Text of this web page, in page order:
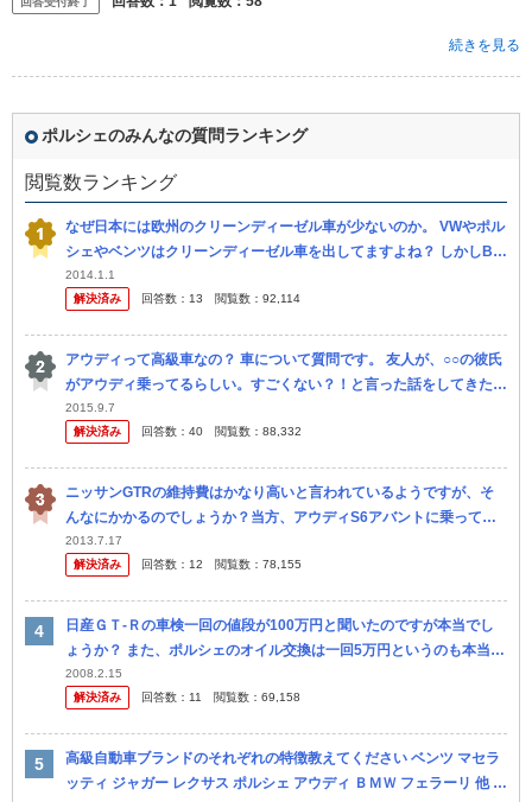
続きを見る
ポルシェのみんなの質問ランキング
閲覧数ランキング
なぜ日本には欧州のクリーンディーゼル車が少ないのか。 VWやポル
シェやベンツはクリーンディーゼル車を出してますよね？ しかしBM
W以外ではあまりクリーンディーゼルを推している感じがしません。
日...
2014.1.1
解決済み
回答数： 13 閲覧数： 92,114
アウディって高級車なの？ 車について質問です。 友人が、○○の彼氏
がアウディ乗ってるらしい。すごくない？！と言った話をしてきたの
ですが、正直車には全然疎くてすごいのかどうかわかりま せん。ポ
ル...
2015.9.7
解決済み
回答数： 40 閲覧数： 88,332
ニッサンGTRの維持費はかなり高いと言われているようですが、そ
んなにかかるのでしょうか？当方、アウディS6アバントに乗ってお
りまが、GTRで言われている程かかる感じは全くしません。他の同
額のポル...
2013.7.17
解決済み
回答数： 12 閲覧数： 78,155
日産ＧＴ-Ｒの車検一回の値段が100万円と聞いたのですが本当でし
ょうか？ また、ポルシェのオイル交換は一回5万円というのも本当で
しょうか？
2008.2.15
解決済み
回答数： 11 閲覧数： 69,158
高級自動車ブランドのそれぞれの特徴教えてください ベンツ マセラ
ッティ ジャガー レクサス ポルシェ アウディ ＢＭＷ フェラーリ 他 車